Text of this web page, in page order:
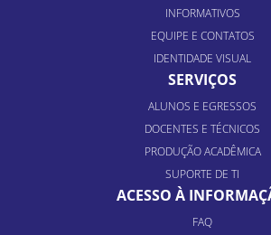
INFORMATIVOS
EQUIPE E CONTATOS
IDENTIDADE VISUAL
SERVIÇOS
ALUNOS E EGRESSOS
DOCENTES E TÉCNICOS
PRODUÇÃO ACADÊMICA
SUPORTE DE TI
ACESSO À
FAQ